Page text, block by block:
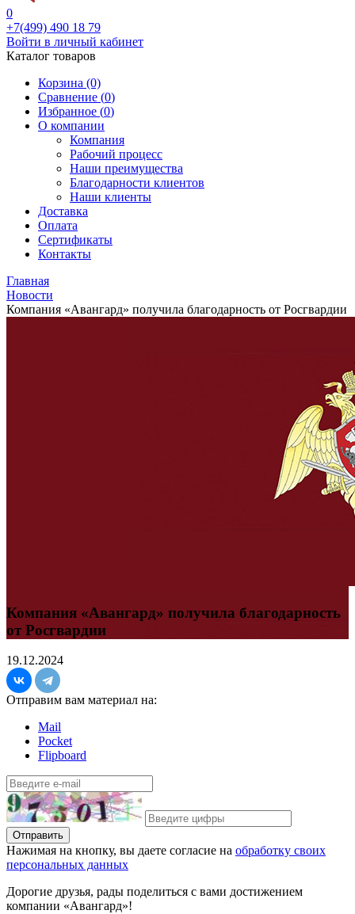
0
+7(499) 490 18 79
Войти в личный кабинет
Каталог товаров
Корзина (0)
Сравнение (0)
Избранное (0)
О компании
Компания
Рабочий процесс
Наши преимущества
Благодарности клиентов
Наши клиенты
Доставка
Оплата
Сертификаты
Контакты
Главная
Новости
Компания «Авангард» получила благодарность от Росгвардии
Компания «Авангард» получила благодарность
от Росгвардии
19.12.2024
Отправим вам материал на:
Mail
Pocket
Flipboard
Отправить
Нажимая на кнопку, вы даете согласие на обработку своих
персональных данных
Дорогие друзья, рады поделиться с вами достижением
компании «Авангард»!